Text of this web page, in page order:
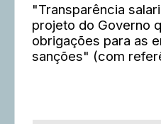
"Transparência
projeto do Governo
obrigações para as
sanções" (com